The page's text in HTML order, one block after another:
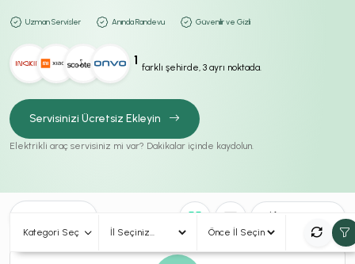
Uzman Servisler Anında Randevu Güvenilir ve Gizli
1 farklı şehirde, 3 ayrı noktada.
Servisinizi Ücretsiz Ekleyin
Elektrikli araç servisiniz mi var? Dakikalar içinde kaydolun.
Kategori Seç